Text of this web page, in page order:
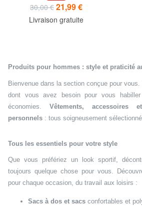
30,00 € 21,99 €
Livraison gratuite
Produits pour hommes : style et praticité
Bienvenue dans la section conçue pour
dont vous avez besoin pour vous
économies. Vêtements,
personnels : tous soigneusement
Tous les essentiels pour votre style
Que vous préfériez un look sportif,
toujours quelque chose pour vous.
pour chaque occasion, du travail aux loisirs :
Sacs à dos et sacs confortables et